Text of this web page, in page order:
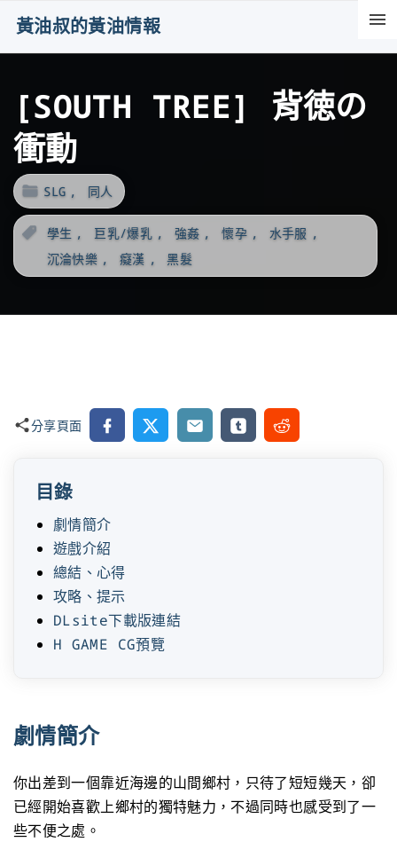
n
黃油叔的黃油情報
[SOUTH TREE] 背徳の
衝動
SLG 同人
學生 巨乳/爆乳 強姦 懷孕
水手服
沉淪快樂
癡漢 黑髮
分享頁面 Facebook
X Email TumblrReddit
目錄
劇情簡介
遊戲介紹
總結、心得
攻略、提示
DLsite下載版連結
H GAME CG預覽
劇情簡介
你出差到一個靠近海邊的山間鄉村，只待了短短幾天，卻
已經開始喜歡上鄉村的獨特魅力，不過同時也感受到了一
些不便之處。